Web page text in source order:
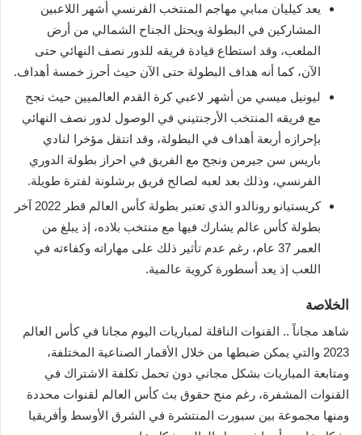
يعد كيليان مبابي مهاجم المنتخب الفرنسي أشهر اللاعبين
المشاركين في البطولة ويحتل الجناح الشمالي من أرض
الملعب، وقد استطاع قيادة فريقه للدور نصف النهائي حتى
الآن، كما أنه هداف البطولة حتى الآن حيث أحرز خمسة أهداف.
ليونيل ميسي من أشهر لاعبي كرة القدم العالميين حيث نجح
مع فريقه المنتخب الأرجنتيني في الوصول لدور نصف النهائي
بإحرازه أربعة أهداف في البطولة، وقد انتقل مؤخرا لنادي
باريس سن جيرمن ونجح مع الفريق في احراز بطولة الدوري
الفرنسي، وذلك بعد لعبه لصالح فريق برشلونة لفترة طويلة.
كريستيانو رونالدو الذي تعتبر بطولة كأس العالم قطر 2022 آخر
بطولة كأس عالم يشارك فيها مع منتخب بلاده، إذ يبلغ من
العمر 37 عام، رغم عدم تأثير ذلك على مهاراته وكفاءته في
اللعب إذ يعد أسطورة كروية عالمية.
الخلاصة
شاهد مجاناً .. القنوات الناقلة لمباريات اليوم مجانا في كأس العالم
2023 والتي يمكن ضبطها من خلال الأقمار الصناعية المختلفة،
ومتابعة المباريات بشكل مجاني دون تحمل تكلفة الاشتراك في
القنوات المشفرة، رغم منح حقوق بث كأس العالم لقنوات محددة
ومنها مجموعة بين سبورت المنتشرة في الشرق الأوسط وأفريقيا